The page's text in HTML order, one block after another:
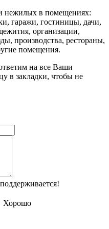
нежилых в помещениях:
гаражи, гостиницы, дачи,
организации,
производства, рестораны,
помещения.
на все Ваши
в закладки, чтобы не
Хорошо